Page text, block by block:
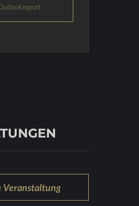
export